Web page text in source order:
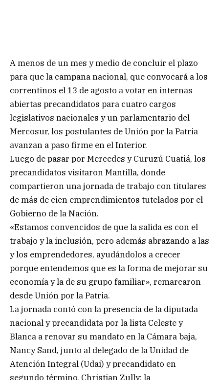
A menos de un mes y medio de concluir el plazo
para que la campaña nacional, que convocará a los
correntinos el 13 de agosto a votar en internas
abiertas precandidatos para cuatro cargos
legislativos nacionales y un parlamentario del
Mercosur, los postulantes de Unión por la Patria
avanzan a paso firme en el Interior.
Luego de pasar por Mercedes y Curuzú Cuatiá, los
precandidatos visitaron Mantilla, donde
compartieron una jornada de trabajo con titulares
de más de cien emprendimientos tutelados por el
Gobierno de la Nación.
«Estamos convencidos de que la salida es con el
trabajo y la inclusión, pero además abrazando a las
y los emprendedores, ayudándolos a crecer
porque entendemos que es la forma de mejorar su
economía y la de su grupo familiar», remarcaron
desde Unión por la Patria.
La jornada contó con la presencia de la diputada
nacional y precandidata por la lista Celeste y
Blanca a renovar su mandato en la Cámara baja,
Nancy Sand, junto al delegado de la Unidad de
Atención Integral (Udai) y precandidato en
segundo término, Christian Zully; la